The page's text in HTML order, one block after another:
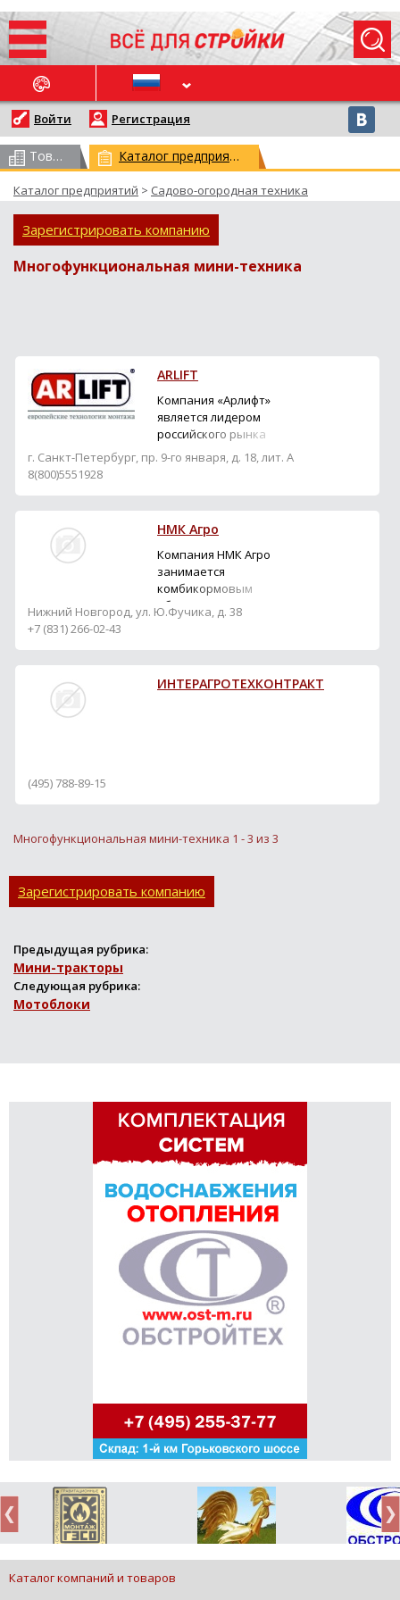
НОВОСТИ
Войти Регистрация
Товарный каталог (всего 62957)Каталог предприятий (всего 29764)
Каталог предприятий > Садово-огородная техника
Зарегистрировать компанию
Многофункциональная мини-техника
ARLIFT
Компания «Арлифт»
является лидером
российского рынка
подъемного
оборудования для
производитель
вакуумных захватов.
«Арлифт» –
эксклюзивный
дистрибьютор мини-
кранов Jekko, спайдер-
г. Санкт-Петербург, пр. 9-го января, д. 18, лит. А
8(800)5551928
НМК Агро
Компания НМК Агро
занимается
комбикормовым
оборудованием для
сельского хозяйства и
Нижний Новгород, ул. Ю.Фучика, д. 38
+7 (831) 266-02-43
ИНТЕРАГРОТЕХКОНТРАКТ
(495) 788-89-15
Многофункциональная мини-техника 1 - 3 из 3
Зарегистрировать компанию
Предыдущая рубрика:
Мини-тракторы
Следующая рубрика:
Мотоблоки
Каталог компаний и товаров